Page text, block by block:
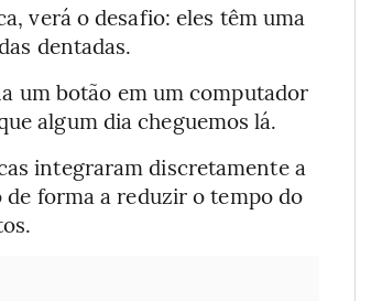
verá o desafio: eles têm uma
dentadas.
um botão em um computador
algum dia cheguemos lá.
integraram discretamente a
forma a reduzir o tempo do